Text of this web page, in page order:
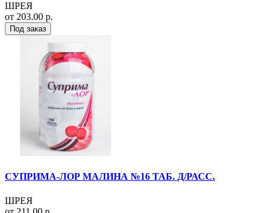
ШРЕЯ
от 203.00 р.
Под заказ
СУПРИМА-ЛОР МАЛИНА №16 ТАБ. Д/РАСС.
ШРЕЯ